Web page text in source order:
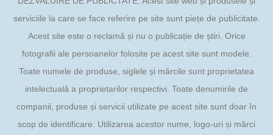
serviciile la care se face referire pe site sunt piețe de publicitate.
Acest site este o reclamă și nu o publicație de știri. Orice
fotografii ale persoanelor folosite pe acest site sunt modele.
Toate numele de produse, siglele și mărcile sunt proprietatea
intelectuală a proprietarilor respectivi. Toate denumirile de
companii, produse și servicii utilizate pe acest site sunt doar în
scop de identificare. Utilizarea acestor nume, logo-uri și mărci